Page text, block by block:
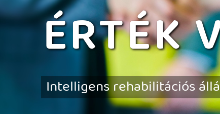
ÉRTÉK
Intelligens rehabilitációs